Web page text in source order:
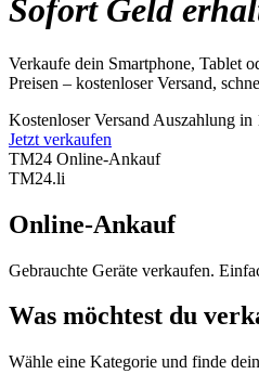
Sofort Geld
Verkaufe dein Smartphone, Tablet
Preisen – kostenloser Versand,
Kostenloser Versand Auszahlung in
Jetzt verkaufen
TM24 Online-Ankauf
TM24.li
Online-Ankauf
Gebrauchte Geräte verkaufen.
Was möchtest du
Wähle eine Kategorie und finde